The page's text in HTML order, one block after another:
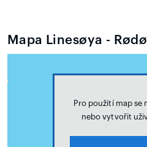
Mapa Linesøya -
Pro použití map se
nebo vytvořit